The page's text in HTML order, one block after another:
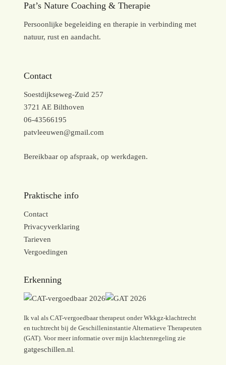
Pat’s Nature Coaching & Therapie
Persoonlijke begeleiding en therapie in verbinding met
natuur, rust en aandacht.
Contact
Soestdijkseweg-Zuid 257
3721 AE Bilthoven
06-43566195
patvleeuwen@gmail.com
Bereikbaar op afspraak, op werkdagen.
Praktische info
Contact
Privacyverklaring
Tarieven
Vergoedingen
Erkenning
Ik val als CAT-vergoedbaar therapeut onder Wkkgz-klachtrecht
en tuchtrecht bij de Geschilleninstantie Alternatieve Therapeuten
(GAT). Voor meer informatie over mijn klachtenregeling zie
gatgeschillen.nl.